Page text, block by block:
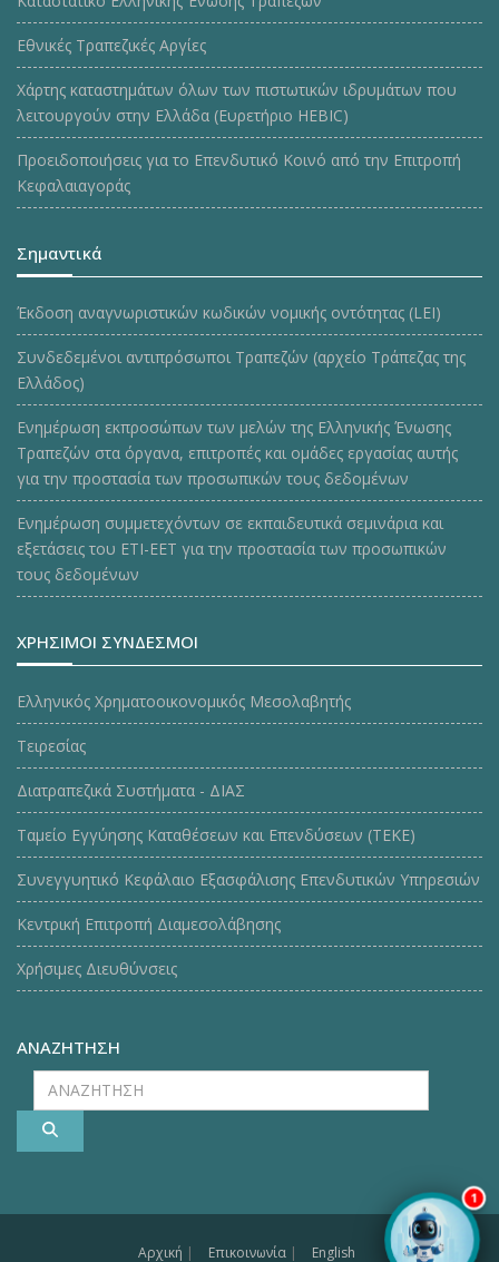
1
Εθνικές Τραπεζικές Αργίες
Χάρτης καταστημάτων όλων των πιστωτικών ιδρυμάτων που
λειτουργούν στην Ελλάδα (Ευρετήριο HEBIC)
Προειδοποιήσεις για το Επενδυτικό Κοινό από την Επιτροπή
Κεφαλαιαγοράς
Σημαντικά
Έκδοση αναγνωριστικών κωδικών νομικής οντότητας (LEI)
Συνδεδεμένοι αντιπρόσωποι Τραπεζών (αρχείο Τράπεζας της
Ελλάδος)
Ενημέρωση εκπροσώπων των μελών της Ελληνικής Ένωσης
Τραπεζών στα όργανα, επιτροπές και ομάδες εργασίας αυτής
για την προστασία των προσωπικών τους δεδομένων
Ενημέρωση συμμετεχόντων σε εκπαιδευτικά σεμινάρια και
εξετάσεις του ΕΤΙ-ΕΕΤ για την προστασία των προσωπικών
τους δεδομένων
ΧΡΗΣΙΜΟΙ ΣΥΝΔΕΣΜΟΙ
Ελληνικός Χρηματοοικονομικός Μεσολαβητής
Τειρεσίας
Διατραπεζικά Συστήματα - ΔΙΑΣ
Ταμείο Εγγύησης Καταθέσεων και Επενδύσεων (ΤΕΚE)
Συνεγγυητικό Κεφάλαιο Εξασφάλισης Επενδυτικών Υπηρεσιών
Κεντρική Επιτροπή Διαμεσολάβησης
Χρήσιμες Διευθύνσεις
ΑΝΑΖΗΤΗΣΗ
ΑΝΑΖΗΤΗΣΗ
Αρχική | Επικοινωνία | English